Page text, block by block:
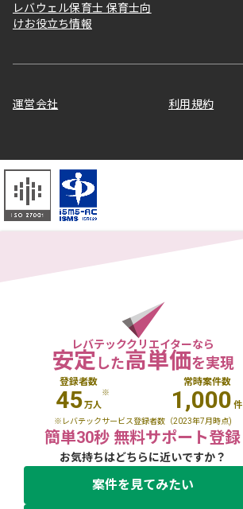
レバウェル保育士 保育士向
けお役立ち情報
運営会社 利用規約
レバテッククリエイターなら
安定した高単価を実現
登録者数
45万人
※
常時案件数
1,000 件
※レバテックサービス登録者数（2023年7月時点)
簡単30秒 無料サポート登録
お気持ちはどちらに近いですか？
案件を見てみたい